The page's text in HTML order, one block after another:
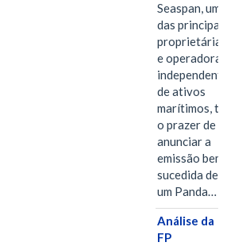
Seaspan, uma
das principais
proprietárias
e operadoras
independentes
de ativos
marítimos, tem
o prazer de
anunciar a
emissão bem-
sucedida de
um Panda…
Análise da
FP